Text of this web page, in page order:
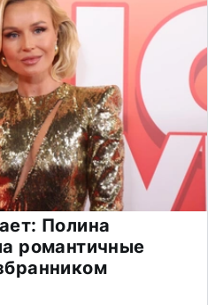
Полина
романтичные